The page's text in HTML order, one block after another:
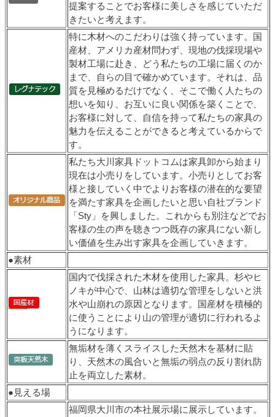
提案することでお客様に美しさを感じていただ
きたいと考えます。
特に木材へのこだわりは強く持っています。国
産材、アメリカ産材問わず、現地の伐採現場や
製材工場に赴き、どう私たちの工場に届くのか
まで、自らの目で確かめています。それは、品
質を見極めるだけでなく、そこで働く人たちの
想いを知り、お互いに良い関係を築くことで、
お客様に対して、自信を持って私たちの家具の
魅力を伝えることができると考えているからで
す。
私たち大川家具ドットコムは家具卸から始まり
現在は小売りをしています。小売りとしてお客
様と接していく中でよりお客様の潜在的な要望
を満たす家具を企画したいと思い自社ブランド
「Sty」を興しました。これからも別注などでお
客様の生の声を聴きつつ既存の家具にない新し
い価値を生み出す家具を企画していきます。
●素材
国内で伐採された木材を使用した家具。杉やヒ
ノキが中心で、山林は適切な管理をしないと洪
水や山崩れの原因となります。国産材を積極的
に使うことにより山の管理が適切に行われるよ
うになります。
無垢材を薄くスライスした天然木を基材に貼
り、天然木の風合いと無垢の弱点の反り割れ防
止を両立した素材。
●見える場
福岡県大川市の本社展示場に展示しています。